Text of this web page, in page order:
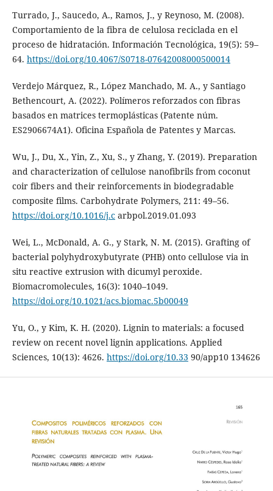
Turrado, J., Saucedo, A., Ramos, J., y Reynoso, M. (2008).
Comportamiento de la fibra de celulosa reciclada en el
proceso de hidratación. Información Tecnológica, 19(5): 59–
64. https://doi.org/10.4067/S0718-07642008000500014
Verdejo Márquez, R., López Manchado, M. A., y Santiago
Bethencourt, A. (2022). Polímeros reforzados con fibras
basados en matrices termoplásticas (Patente núm.
ES2906674A1). Oficina Española de Patentes y Marcas.
Wu, J., Du, X., Yin, Z., Xu, S., y Zhang, Y. (2019). Preparation
and characterization of cellulose nanofibrils from coconut
coir fibers and their reinforcements in biodegradable
composite films. Carbohydrate Polymers, 211: 49–56.
https://doi.org/10.1016/j.carbpol.2019.01.093
Wei, L., McDonald, A. G., y Stark, N. M. (2015). Grafting of
bacterial polyhydroxybutyrate (PHB) onto cellulose via in
situ reactive extrusion with dicumyl peroxide.
Biomacromolecules, 16(3): 1040–1049.
https://doi.org/10.1021/acs.biomac.5b00049
Yu, O., y Kim, K. H. (2020). Lignin to materials: a focused
review on recent novel lignin applications. Applied
Sciences, 10(13): 4626. https://doi.org/10.33 90/app10 134626